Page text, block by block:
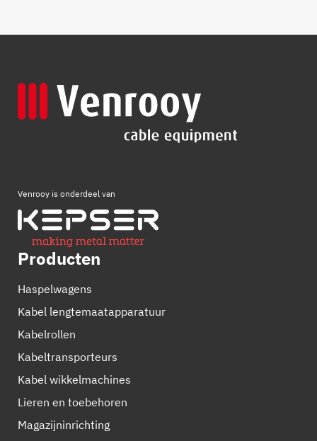
Venrooy is onderdeel van
Producten
Haspelwagens
Kabel lengtemaatapparatuur
Kabelrollen
Kabeltransporteurs
Kabel wikkelmachines
Lieren en toebehoren
Magazijninrichting